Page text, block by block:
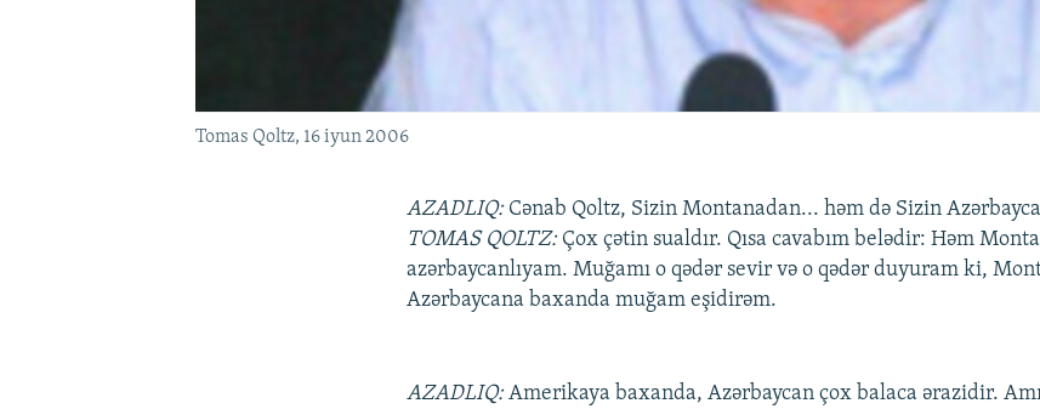
Tomas Qoltz, 16 iyun 2006
AZADLIQ: Cənab Qoltz, Sizin Montanadan... həm də Sizin
TOMAS QOLTZ:Çox çətin sualdır. Qısa cavabım belədir: Həm
azərbaycanlıyam. Muğamı o qədər sevir və o qədər duyuram ki,
Azərbaycana baxanda muğam eşidirəm.
AZADLIQ:Amerikaya baxanda, Azərbaycan çox balaca ərazidir.